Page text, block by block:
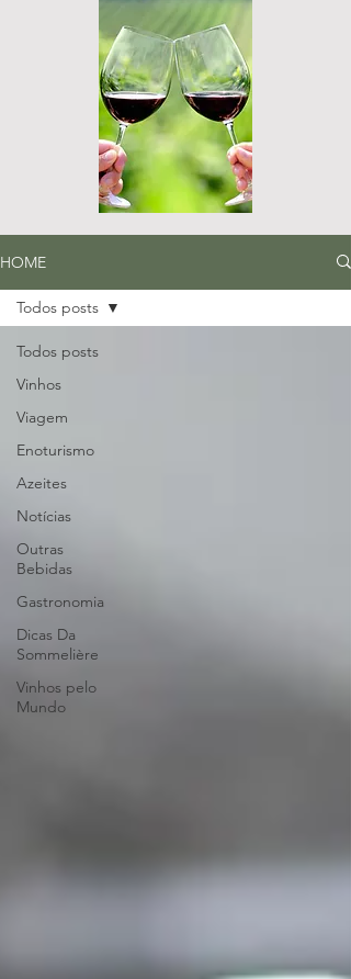
HOME
Todos posts
Vinhos
Viagem
Enoturismo
Azeites
Notícias
Outras
Bebidas
Gastronomia
Dicas Da
Sommelière
Vinhos pelo
Mundo
Todos posts